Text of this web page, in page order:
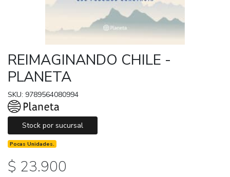
REIMAGINANDO CHILE -
PLANETA
SKU: 9789564080994
Stock por sucursal
Pocas Unidades.
$ 23.900